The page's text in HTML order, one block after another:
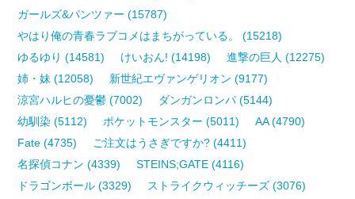
ガールズ&パンツァー (15787)
やはり俺の青春ラブコメはまちがっている。 (15218)
ゆるゆり (14581)
けいおん! (14198)
進撃の巨人 (12275)
姉・妹 (12058)
新世紀エヴァンゲリオン (9177)
涼宮ハルヒの憂鬱 (7002)
ダンガンロンパ (5144)
幼馴染 (5112)
ポケットモンスター (5011)
AA (4790)
Fate (4735)
ご注文はうさぎですか? (4411)
名探偵コナン (4339)
STEINS;GATE (4116)
ドラゴンボール (3329)
ストライクウィッチーズ (3076)